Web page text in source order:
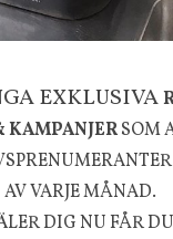
vit
Star Trading
vit,
499 kr
INFO
EXKLUSIVA
KAMPANJERSOM
AV VARJE MÅNAD.
DIG NU FÅR